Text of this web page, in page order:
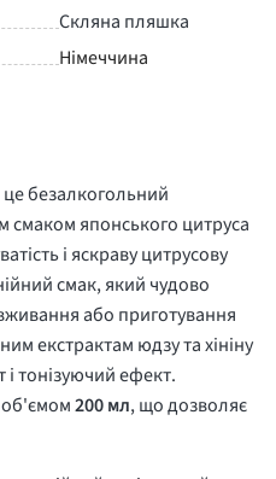
Скляна пляшка
Німеччина
це безалкогольний
смаком японського цитруса
і яскраву цитрусову
смак, який чудово
або приготування
екстрактам юдзу та хініну
тонізуючий ефект.
об'ємом200 мл, що дозволяє